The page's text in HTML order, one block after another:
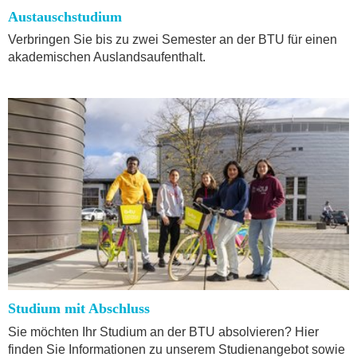
Austauschstudium
Verbringen Sie bis zu zwei Semester an der BTU für einen
akademischen Auslandsaufenthalt.
Studium mit Abschluss
Sie möchten Ihr Studium an der BTU absolvieren? Hier
finden Sie Informationen zu unserem Studienangebot sowie